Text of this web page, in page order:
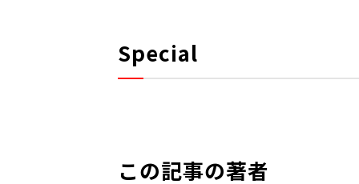
Special
この記事の著者